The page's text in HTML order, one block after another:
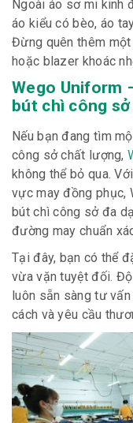
Ngoài áo sơ mi kinh
áo kiểu có bèo, áo
Đừng quên thêm
hoặc blazer khoác
Wego Uniform
bút chì công
Nếu bạn đang tìm
công sở chất lượng,
không thể bỏ qua.
vực may đồng phục,
bút chì công sở đa
đường may chuẩn
Tại đây, bạn có thể
vừa vặn tuyệt đối.
luôn sẵn sàng tư
cách và yêu cầu